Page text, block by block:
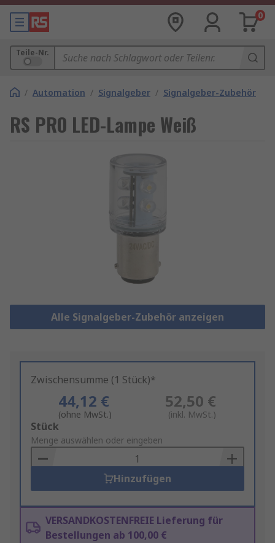
0
Teile-Nr.
/ Automation / Signalgeber / Signalgeber-Zubehör
RS PRO LED-Lampe Weiß
Alle Signalgeber-Zubehör anzeigen
Zwischensumme (1 Stück)*
44,12 €
(ohne MwSt.)
52,50 €
(inkl. MwSt.)
Add
to
Basket
Stück
Menge auswählen oder eingeben
Hinzufügen
VERSANDKOSTENFREIE Lieferung für
Bestellungen ab 100,00 €